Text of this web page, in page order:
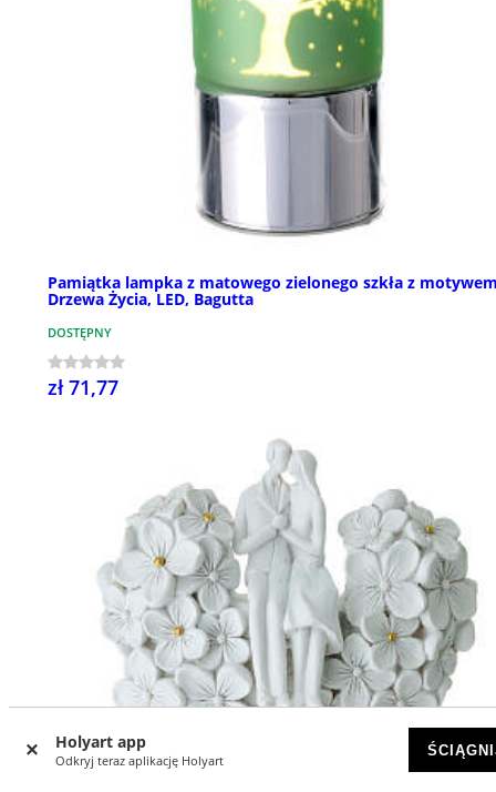
Holyart app
Odkryj teraz aplikację Holyart
Pamiątka lampka z matowego zielonego szkła z
Drzewa Życia, LED, Bagutta
DOSTĘPNY
zł 71,77